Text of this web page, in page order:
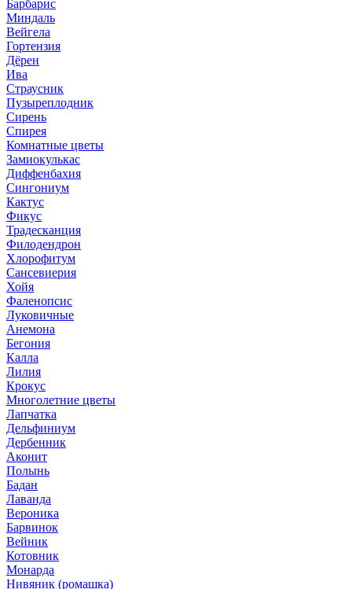
Барбарис
Миндаль
Вейгела
Гортензия
Дёрен
Ива
Страусник
Пузыреплодник
Сирень
Спирея
Комнатные цветы
Замиокулькас
Диффенбахия
Сингониум
Кактус
Фикус
Традесканция
Филодендрон
Хлорофитум
Сансевиерия
Хойя
Фаленопсис
Луковичные
Анемона
Бегония
Калла
Лилия
Крокус
Многолетние цветы
Лапчатка
Дельфиниум
Дербенник
Аконит
Полынь
Бадан
Лаванда
Вероника
Барвинок
Вейник
Котовник
Монарда
Нивяник (ромашка)